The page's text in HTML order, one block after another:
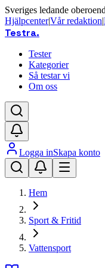
Sveriges ledande
Hjälpcenter|Vår redaktion|
Testra.
Tester
Kategorier
Så testar vi
Om oss
Logga inSkapa konto
Hem
Sport & Fritid
Vattensport